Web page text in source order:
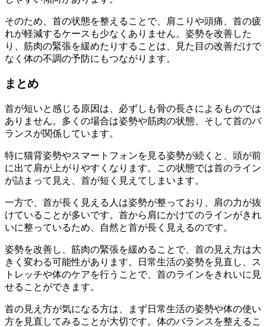
そのため、首の状態を整えることで、肩こりや頭痛、首の疲
れが軽減するケースも少なくありません。姿勢を改善した
り、筋肉の緊張を緩めたりすることは、見た目の改善だけで
なく体の不調の予防にもつながります。
まとめ
首が短いと感じる原因は、必ずしも骨の長さによるものでは
ありません。多くの場合は姿勢や筋肉の状態、そして首のバ
ランスが関係しています。
特に猫背姿勢やスマートフォンを見る姿勢が続くと、頭が前
に出て肩が上がりやすくなります。この状態では首のライン
が詰まって見え、首が短く見えてしまいます。
一方で、首が長く見える人は姿勢が整っており、肩の力が抜
けていることが多いです。首から肩にかけてのラインがきれ
いに整っているため、自然と首が長く見えるのです。
姿勢を改善し、筋肉の緊張を緩めることで、首の見え方は大
きく変わる可能性があります。日常生活の姿勢を見直し、ス
トレッチや体のケアを行うことで、首のラインをきれいに見
せることができます。
首の見え方が気になる方は、まず日常生活の姿勢や体の使い
方を見直してみることが大切です。体のバランスを整えるこ